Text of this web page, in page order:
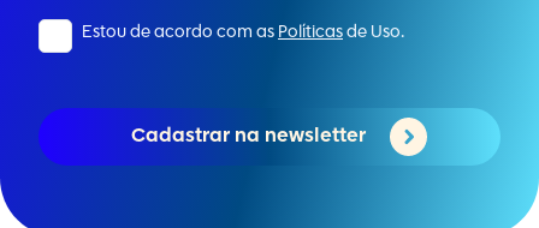
Estou de acordo com as Políticas de Uso.
Cadastrar na newsletter